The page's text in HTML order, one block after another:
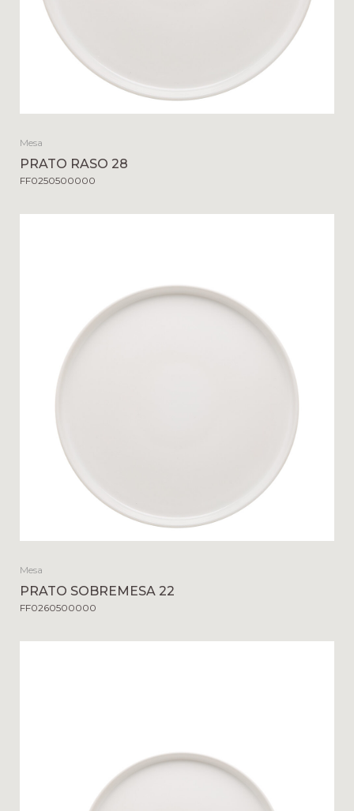
Mesa
PRATO RASO 28
FF0250500000
Mesa
PRATO SOBREMESA 22
FF0260500000